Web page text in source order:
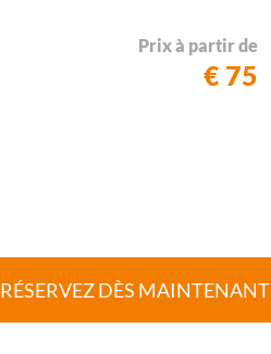
Prix à partir de
€ 75
RÉSERVEZ DÈS MAINTENANT